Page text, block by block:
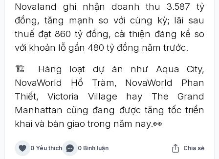
Novaland ghi nhận doanh thu 3.587 tỷ
đồng, tăng mạnh so với cùng kỳ; lãi sau
thuế đạt 860 tỷ đồng, cải thiện đáng kể so
với khoản lỗ gần 480 tỷ đồng năm trước.
🏗️ Hàng loạt dự án như Aqua City,
NovaWorld Hồ Tràm, NovaWorld Phan
Thiết, Victoria Village hay The Grand
Manhattan cũng đang được tăng tốc triển
khai và bàn giao trong năm nay.👀
0 Yêu thích 0 Bình luận Chia sẻ